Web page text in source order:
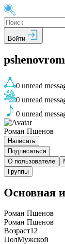
Войти
0 unread
0 unread
0 unread
Роман Пшенов
Написать
Подписаться
О пользователе
Группы
Основная
Роман Пшенов
Роман Пшенов
Возраст12
ПолМужской